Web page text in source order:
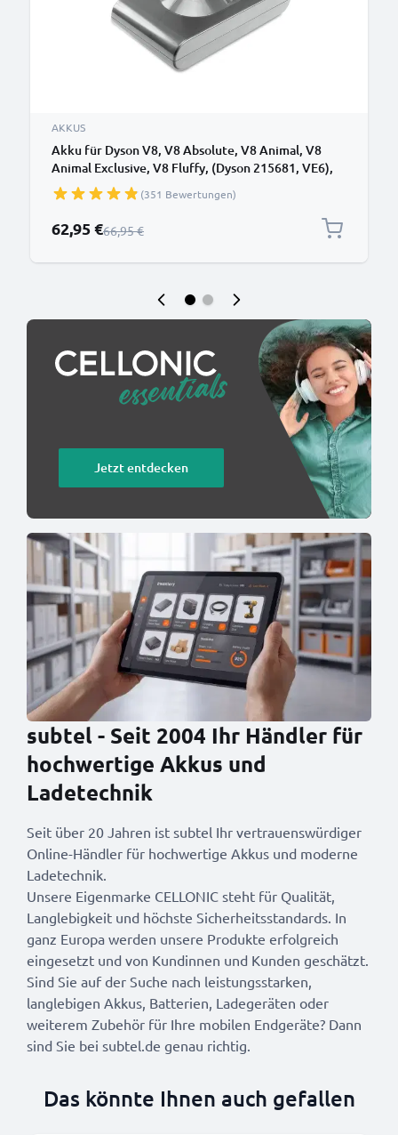
AKKUS
Akku für Dyson V8, V8 Absolute, V8 Animal, V8
Animal Exclusive, V8 Fluffy, (Dyson 215681, VE6),
SV10, SV25 3000mAh von CELLONIC Batterie mit
Schraube
(351 Bewertungen)
Sonderpreis
62,95 €Regulärer Preis
66,95 €
Jetzt entdecken
subtel - Seit 2004 Ihr Händler für
hochwertige Akkus und
Ladetechnik
Seit über 20 Jahren ist subtel Ihr vertrauenswürdiger
Online-Händler für hochwertige Akkus und moderne
Ladetechnik.
Unsere Eigenmarke CELLONIC steht für Qualität,
Langlebigkeit und höchste Sicherheitsstandards. In
ganz Europa werden unsere Produkte erfolgreich
eingesetzt und von Kundinnen und Kunden geschätzt.
Sind Sie auf der Suche nach leistungsstarken,
langlebigen Akkus, Batterien, Ladegeräten oder
weiterem Zubehör für Ihre mobilen Endgeräte? Dann
sind Sie bei subtel.de genau richtig.
Das könnte Ihnen auch gefallen